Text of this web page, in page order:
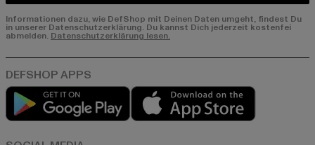
Informationen dazu, wie DefShop mit Deinen Daten umgeht, findest Du
in unserer Datenschutzerklärung. Du kannst Dich jederzeit kostenfei
abmelden. Datenschutzerklärung lesen.
Play market